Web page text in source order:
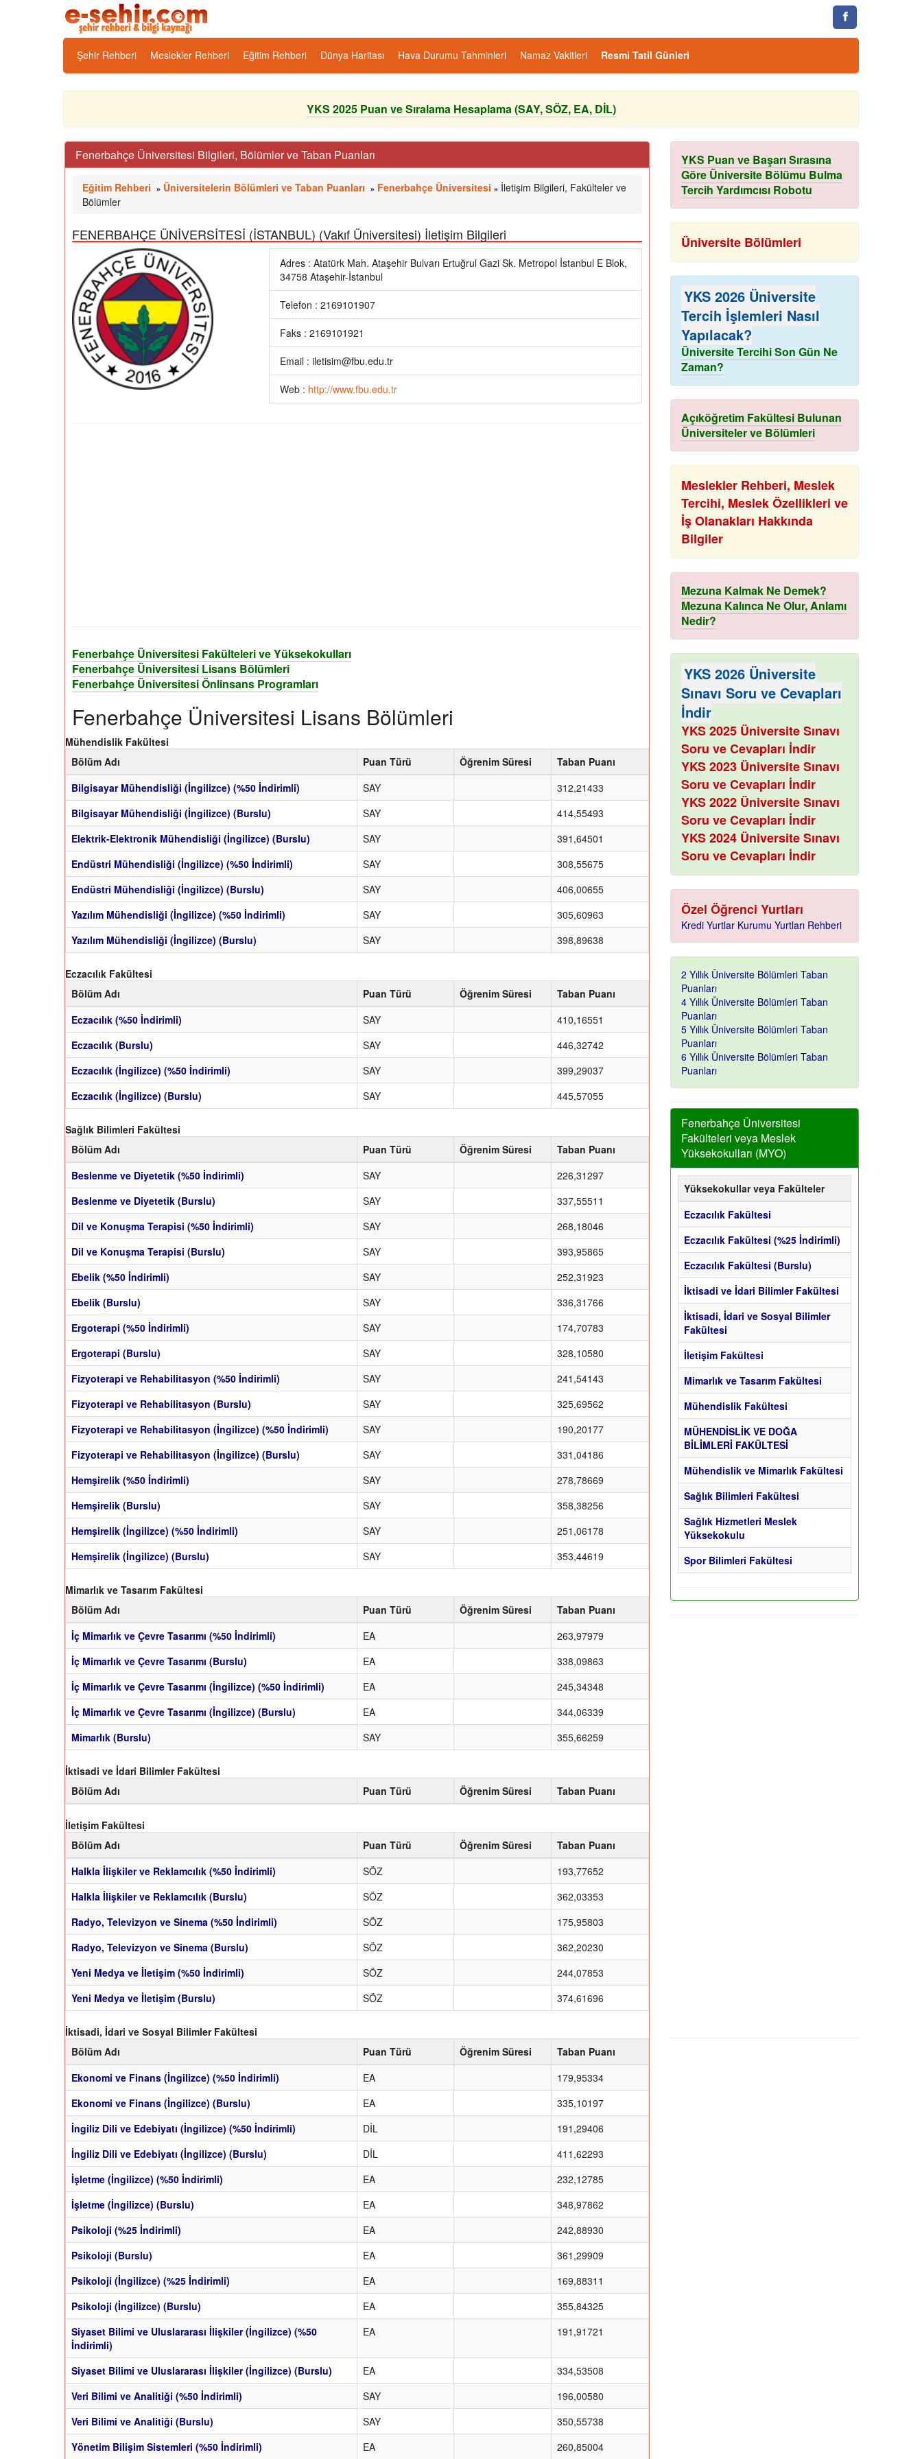
Şehir Rehberi Meslekler Rehberi Eğitim Rehberi Dünya Haritası Hava Durumu Tahminleri Namaz Vakitleri Resmi Tatil Günleri
YKS 2025 Puan ve Sıralama Hesaplama (SAY, SÖZ, EA, DİL)
Fenerbahçe Üniversitesi Bilgileri, Bölümler ve Taban Puanları
Eğitim Rehberi » Üniversitelerin Bölümleri ve Taban Puanları » Fenerbahçe Üniversitesi » İletişim Bilgileri, Fakülteler ve
Bölümler
FENERBAHÇE ÜNİVERSİTESİ (İSTANBUL) (Vakıf Üniversitesi) İletişim Bilgileri
Adres : Atatürk Mah. Ataşehir Bulvarı Ertuğrul Gazi Sk. Metropol İstanbul E Blok,
34758 Ataşehir-İstanbul
Telefon : 2169101907
Faks : 2169101921
Email : iletisim@fbu.edu.tr
Web : http://www.fbu.edu.tr
Fenerbahçe Üniversitesi Fakülteleri ve Yüksekokulları
Fenerbahçe Üniversitesi Lisans Bölümleri
Fenerbahçe Üniversitesi Önlinsans Programları
Fenerbahçe Üniversitesi Lisans Bölümleri
Mühendislik Fakültesi
Bölüm Adı
Puan Türü Öğrenim Süresi
Taban Puanı
Bilgisayar Mühendisliği (İngilizce) (%50 İndirimli)
SAY
312,21433
Bilgisayar Mühendisliği (İngilizce) (Burslu)
SAY
414,55493
Elektrik-Elektronik Mühendisliği (İngilizce) (Burslu)
SAY
391,64501
Endüstri Mühendisliği (İngilizce) (%50 İndirimli)
SAY
308,55675
Endüstri Mühendisliği (İngilizce) (Burslu)
SAY
406,00655
Yazılım Mühendisliği (İngilizce) (%50 İndirimli)
SAY
305,60963
Yazılım Mühendisliği (İngilizce) (Burslu)
SAY 398,89638
Eczacılık Fakültesi
Bölüm Adı
Puan Türü Öğrenim Süresi
Taban Puanı
Eczacılık (%50 İndirimli)
SAY
410,16551
Eczacılık (Burslu)
SAY
446,32742
Eczacılık (İngilizce) (%50 İndirimli)
SAY
399,29037
Eczacılık (İngilizce) (Burslu)
SAY 445,57055
Sağlık Bilimleri Fakültesi
Bölüm Adı
Puan Türü Öğrenim Süresi
Taban Puanı
Beslenme ve Diyetetik (%50 İndirimli)
SAY
226,31297
Beslenme ve Diyetetik (Burslu)
SAY
337,55511
Dil ve Konuşma Terapisi (%50 İndirimli)
SAY
268,18046
Dil ve Konuşma Terapisi (Burslu)
SAY
393,95865
Ebelik (%50 İndirimli)
SAY
252,31923
Ebelik (Burslu)
SAY
336,31766
Ergoterapi (%50 İndirimli)
SAY
174,70783
Ergoterapi (Burslu)
SAY
328,10580
Fizyoterapi ve Rehabilitasyon (%50 İndirimli)
SAY
241,54143
Fizyoterapi ve Rehabilitasyon (Burslu)
SAY
325,69562
Fizyoterapi ve Rehabilitasyon (İngilizce) (%50 İndirimli)
SAY
190,20177
Fizyoterapi ve Rehabilitasyon (İngilizce) (Burslu)
SAY
331,04186
Hemşirelik (%50 İndirimli)
SAY
278,78669
Hemşirelik (Burslu)
SAY
358,38256
Hemşirelik (İngilizce) (%50 İndirimli)
SAY
251,06178
Hemşirelik (İngilizce) (Burslu)
SAY 353,44619
Mimarlık ve Tasarım Fakültesi
Bölüm Adı
Puan Türü Öğrenim Süresi
Taban Puanı
İç Mimarlık ve Çevre Tasarımı (%50 İndirimli)
EA
263,97979
İç Mimarlık ve Çevre Tasarımı (Burslu)
EA
338,09863
İç Mimarlık ve Çevre Tasarımı (İngilizce) (%50 İndirimli)
EA
245,34348
İç Mimarlık ve Çevre Tasarımı (İngilizce) (Burslu)
EA
344,06339
Mimarlık (Burslu)
SAY 355,66259
İktisadi ve İdari Bilimler Fakültesi
Bölüm Adı
Puan Türü Öğrenim Süresi Taban Puanı
İletişim Fakültesi
Bölüm Adı
Puan Türü Öğrenim Süresi
Taban Puanı
Halkla İlişkiler ve Reklamcılık (%50 İndirimli)
SÖZ
193,77652
Halkla İlişkiler ve Reklamcılık (Burslu)
SÖZ
362,03353
Radyo, Televizyon ve Sinema (%50 İndirimli)
SÖZ
175,95803
Radyo, Televizyon ve Sinema (Burslu)
SÖZ
362,20230
Yeni Medya ve İletişim (%50 İndirimli)
SÖZ
244,07853
Yeni Medya ve İletişim (Burslu)
SÖZ 374,61696
İktisadi, İdari ve Sosyal Bilimler Fakültesi
Bölüm Adı
Puan Türü Öğrenim Süresi
Taban Puanı
Ekonomi ve Finans (İngilizce) (%50 İndirimli)
EA
179,95334
Ekonomi ve Finans (İngilizce) (Burslu)
EA
335,10197
İngiliz Dili ve Edebiyatı (İngilizce) (%50 İndirimli)
DİL
191,29406
İngiliz Dili ve Edebiyatı (İngilizce) (Burslu)
DİL
411,62293
İşletme (İngilizce) (%50 İndirimli)
EA
232,12785
İşletme (İngilizce) (Burslu)
EA
348,97862
Psikoloji (%25 İndirimli)
EA
242,88930
Psikoloji (Burslu)
EA
361,29909
Psikoloji (İngilizce) (%25 İndirimli)
EA
169,88311
Psikoloji (İngilizce) (Burslu)
EA
355,84325
Siyaset Bilimi ve Uluslararası İlişkiler (İngilizce) (%50
İndirimli)
EA 191,91721
Siyaset Bilimi ve Uluslararası İlişkiler (İngilizce) (Burslu) EA
334,53508
Veri Bilimi ve Analitiği (%50 İndirimli)
SAY
196,00580
Veri Bilimi ve Analitiği (Burslu)
SAY
350,55738
Yönetim Bilişim Sistemleri (%50 İndirimli)
EA 260,85004
YKS Puan ve Başarı Sırasına
Göre Üniversite Bölümu Bulma
Tercih Yardımcısı Robotu
Üniversite Bölümleri
YKS 2026 Üniversite
Tercih İşlemleri Nasıl
Yapılacak?
Üniversite Tercihi Son Gün Ne
Zaman?
Açıköğretim Fakültesi Bulunan
Üniversiteler ve Bölümleri
Meslekler Rehberi, Meslek
Tercihi, Meslek Özellikleri ve
İş Olanakları Hakkında
Bilgiler
Mezuna Kalmak Ne Demek?
Mezuna Kalınca Ne Olur, Anlamı
Nedir?
YKS 2026 Üniversite
Sınavı Soru ve Cevapları
İndir
YKS 2025 Üniversite Sınavı
Soru ve Cevapları İndir
YKS 2023 Üniversite Sınavı
Soru ve Cevapları İndir
YKS 2022 Üniversite Sınavı
Soru ve Cevapları İndir
YKS 2024 Üniversite Sınavı
Soru ve Cevapları İndir
Özel Öğrenci Yurtları
Kredi Yurtlar Kurumu Yurtları Rehberi
2 Yıllık Üniversite Bölümleri Taban
Puanları
4 Yıllık Üniversite Bölümleri Taban
Puanları
5 Yıllık Üniversite Bölümleri Taban
Puanları
6 Yıllık Üniversite Bölümleri Taban
Puanları
Fenerbahçe Üniversitesi
Fakülteleri veya Meslek
Yüksekokulları (MYO)
Yüksekokullar veya Fakülteler
Eczacılık Fakültesi
Eczacılık Fakültesi (%25 İndirimli)
Eczacılık Fakültesi (Burslu)
İktisadi ve İdari Bilimler Fakültesi
İktisadi, İdari ve Sosyal Bilimler
Fakültesi
İletişim Fakültesi
Mimarlık ve Tasarım Fakültesi
Mühendislik Fakültesi
MÜHENDİSLİK VE DOĞA
BİLİMLERİ FAKÜLTESİ
Mühendislik ve Mimarlık Fakültesi
Sağlık Bilimleri Fakültesi
Sağlık Hizmetleri Meslek
Yüksekokulu
Spor Bilimleri Fakültesi